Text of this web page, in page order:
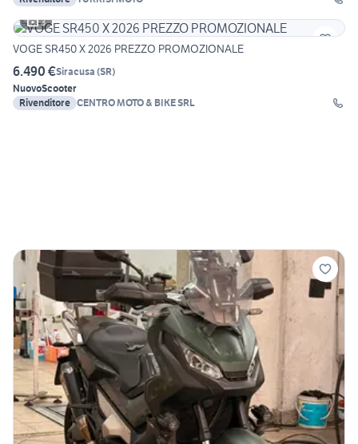
3
VOGE SR450 X 2026 PREZZO PROMOZIONALE
6.490 €Siracusa (SR)
NuovoScooter
Rivenditore
CENTRO MOTO & BIKE SRL